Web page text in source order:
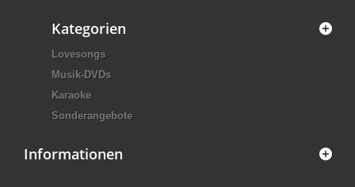
Kategorien
Lovesongs
Musik-DVDs
Karaoke
Sonderangebote
Informationen